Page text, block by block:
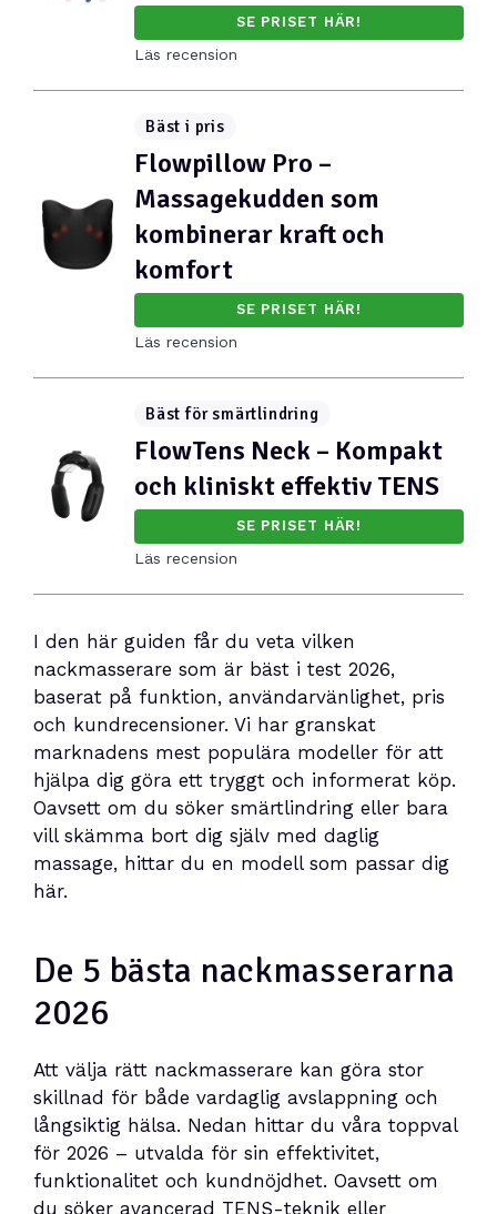
SE PRISET HÄR!
Läs recension
Bäst i pris
Flowpillow Pro –
Massagekudden som
kombinerar kraft och
komfort
SE PRISET HÄR!
Läs recension
Bäst för smärtlindring
FlowTens Neck – Kompakt
och kliniskt effektiv TENS
SE PRISET HÄR!
Läs recension
I den här guiden får du veta vilken
nackmasserare som är bäst i test 2026,
baserat på funktion, användarvänlighet, pris
och kundrecensioner. Vi har granskat
marknadens mest populära modeller för att
hjälpa dig göra ett tryggt och informerat köp.
Oavsett om du söker smärtlindring eller bara
vill skämma bort dig själv med daglig
massage, hittar du en modell som passar dig
här.
De 5 bästa nackmasserarna
2026
Att välja rätt nackmasserare kan göra stor
skillnad för både vardaglig avslappning och
långsiktig hälsa. Nedan hittar du våra toppval
för 2026 – utvalda för sin effektivitet,
funktionalitet och kundnöjdhet. Oavsett om
du söker avancerad TENS-teknik eller